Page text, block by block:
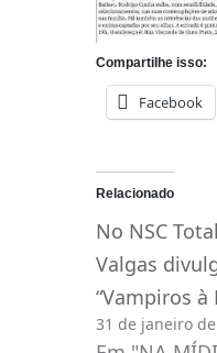
Compartilhe isso:
Facebook
Relacionado
No NSC
Valgas
“Vampiros à
31 de janeiro